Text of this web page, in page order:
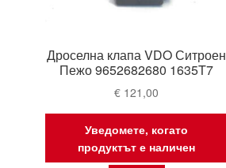
Дроселна клапа VDO Ситроен
Пежо 9652682680 1635T7
€ 121,00
Уведомете, когато
продуктът е наличен